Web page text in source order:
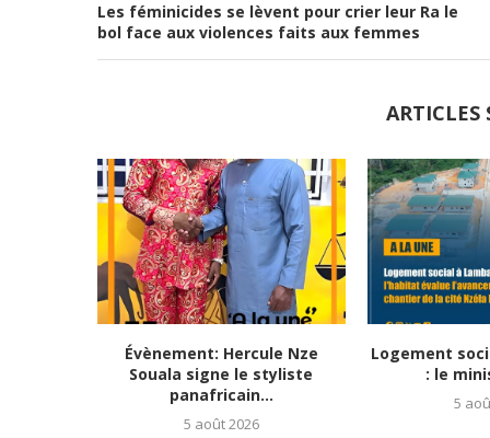
Les féminicides se lèvent pour crier leur Ra le
bol face aux violences faits aux femmes
ARTICLES
Évènement: Hercule Nze
Souala signe le styliste
panafricain...
5 août 2026
Logement
: le
5